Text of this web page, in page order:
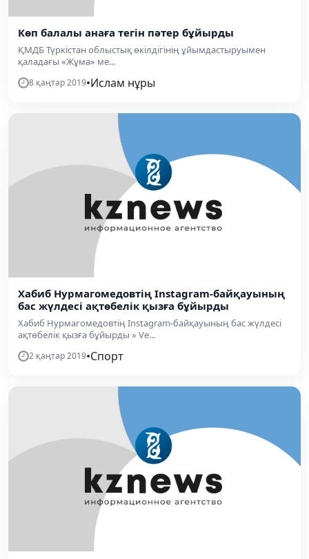
Көп балалы анаға тегін пәтер бұйырды
ҚМДБ Түркістан облыстық өкілдігінің ұйымдастыруымен
қаладағы «Жұма» ме...
8 қаңтар 2019•Ислам нұры
Хабиб Нурмагомедовтің Instagram-байқауының
бас жүлдесі ақтөбелік қызға бұйырды
Хабиб Нурмагомедовтің Instagram-байқауының бас жүлдесі
ақтөбелік қызға бұйырды » Ve...
2 қаңтар 2019•Спорт